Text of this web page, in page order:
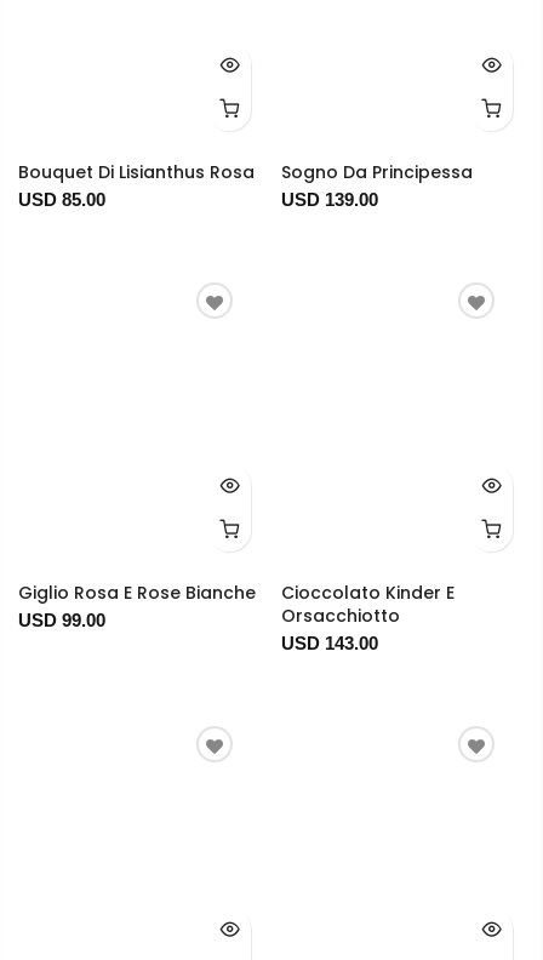
Bouquet Di Lisianthus Rosa
USD 85.00
Sogno Da Principessa
USD 139.00
Giglio Rosa E Rose Bianche
USD 99.00
Cioccolato Kinder E
Orsacchiotto
USD 143.00